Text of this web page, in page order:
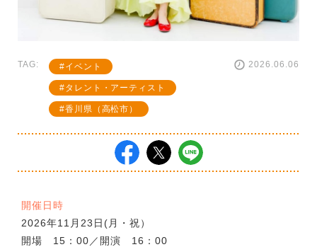
TAG: イベント
タレント・アーティスト
香川県（高松市）
2026.06.06
開催日時
2026年11月23日(月・祝）
開場 15：00／開演 16：00